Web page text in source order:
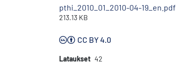
pthi_2010_01_2010-04-19_en.pdf
213.13 KB
CC BY 4.0
Lataukset 42